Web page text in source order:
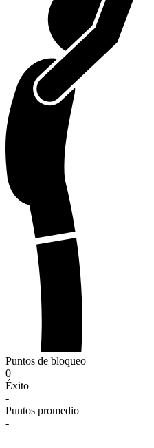
Puntos de bloqueo
0
Éxito
-
Puntos promedio
-